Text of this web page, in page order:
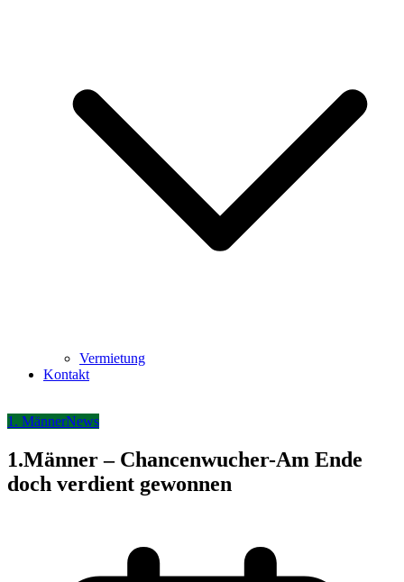
Vermietung
Kontakt
1. MännerNews
1.Männer – Chancenwucher-Am Ende
doch verdient gewonnen